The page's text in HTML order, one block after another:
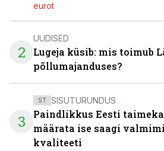
eurot
2
UUDISED
Lugeja küsib: mis toimub
põllumajanduses?
3
ST SISUTURUNDUS
Paindlikkus Eesti
määrata ise saagi
kvaliteeti